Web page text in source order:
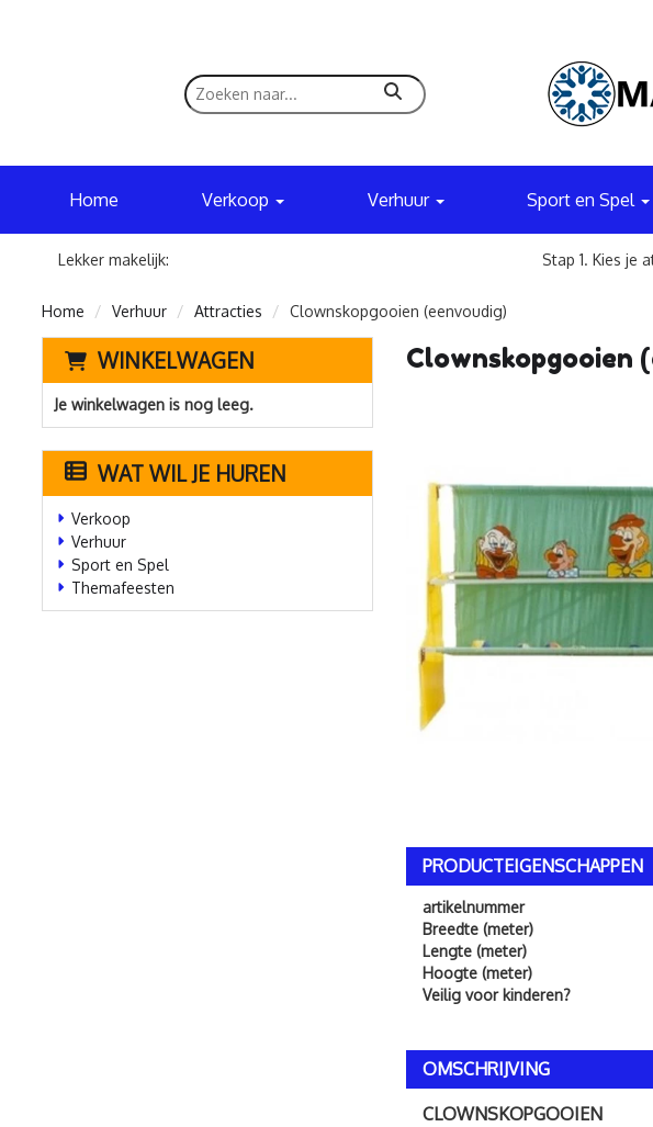
zoeken
Home Verkoop Verhuur Sport en Spel
Lekker makelijk: Stap 1. Kies je
Home Verhuur Attracties Clownskopgooien (eenvoudig)
WINKELWAGEN
Je winkelwagen is nog leeg.
WAT WIL JE HUREN
Verkoop
Verhuur
Sport en Spel
Themafeesten
Clownskopgooien
PRODUCTEIGENSCHAPPEN
artikelnummer
Breedte (meter)
Lengte (meter)
Hoogte (meter)
Veilig voor kinderen?
OMSCHRIJVING
CLOWNSKOPGOOIEN